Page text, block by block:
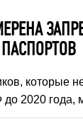
которые
2020 года,